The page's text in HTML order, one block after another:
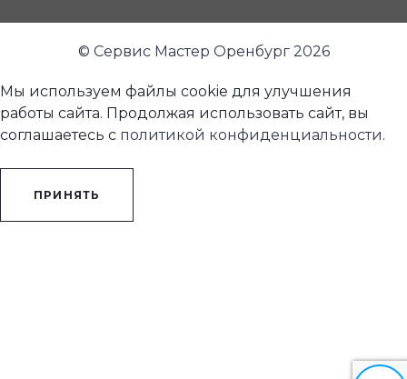
© Сервис Мастер Оренбург 2026
Мы используем файлы cookie для улучшения
работы сайта. Продолжая использовать сайт, вы
соглашаетесь с политикой конфиденциальности.
ПРИНЯТЬ